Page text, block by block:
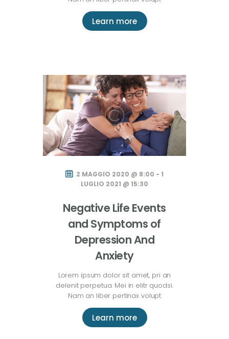
Learn more
2 MAGGIO 2020 @ 8:00 - 1
LUGLIO 2021 @ 15:30
Negative Life Events
and Symptoms of
Depression And
Anxiety
Lorem ipsum dolor sit amet, pri an
delenit perpetua. Mei in elitr quodsi.
Nam an liber pertinax volupt
Learn more